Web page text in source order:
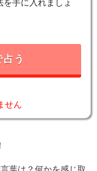
を手に入れましょ
う
せん
葉は？何かを感じ取